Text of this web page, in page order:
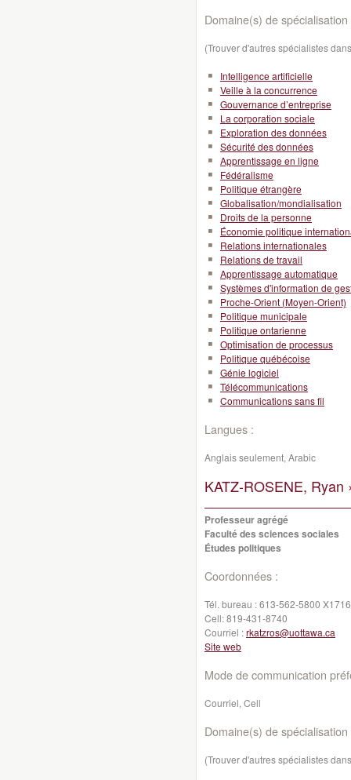
Domaine(s) de spécialisation
(Trouver d'autres spécialistes
Intelligence artificielle
Veille à la concurrence
Gouvernance d’entreprise
La corporation sociale
Exploration des données
Sécurité des données
Apprentissage en ligne
Fédéralisme
Politique étrangère
Globalisation/mondialisation
Droits de la personne
Économie politique
Relations internationales
Relations de travail
Apprentissage automatique
Systèmes d'information de
Proche-Orient (Moyen-Orient)
Politique municipale
Politique ontarienne
Optimisation de processus
Politique québécoise
Génie logiciel
Télécommunications
Communications sans fil
Langues :
Anglais seulement, Arabic
KATZ-ROSENE, Ryan
Professeur agrégé
Faculté des sciences sociales
Études politiques
Coordonnées :
Tél. bureau :613-562-5800 X1716
Cell:819-431-8740
Courriel :rkatzros@uottawa.ca
Site web
Mode de communication
Courriel, Cell
Domaine(s) de spécialisation
(Trouver d'autres spécialistes